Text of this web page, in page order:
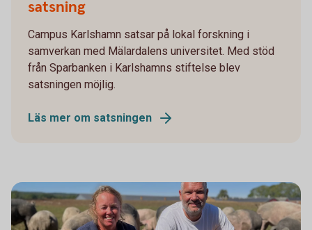
satsning
Campus Karlshamn satsar på lokal forskning i
samverkan med Mälardalens universitet. Med stöd
från Sparbanken i Karlshamns stiftelse blev
satsningen möjlig.
Läs mer om satsningen